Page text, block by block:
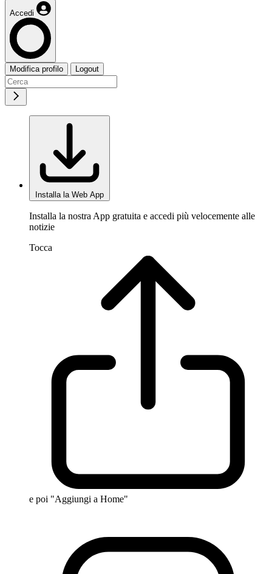
Accedi
Modifica profilo Logout
Installa la Web App
Installa la nostra App gratuita e accedi più velocemente alle
notizie
Tocca
e poi "Aggiungi a Home"